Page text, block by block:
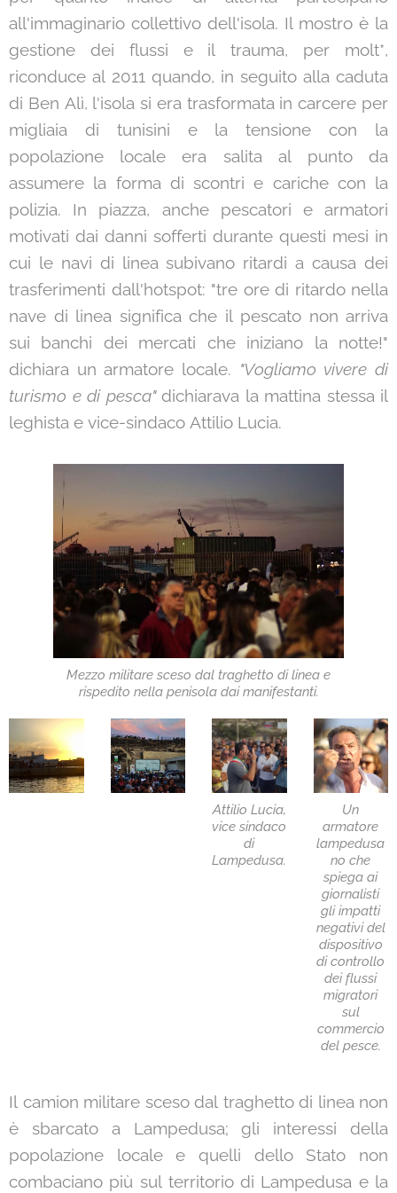
all'immaginario collettivo dell'isola. Il mostro è la
gestione dei flussi e il trauma, per molt*,
riconduce al 2011 quando, in seguito alla caduta
di Ben Alì, l'isola si era trasformata in carcere per
migliaia di tunisini e la tensione con la
popolazione locale era salita al punto da
assumere la forma di scontri e cariche con la
polizia. In piazza, anche pescatori e armatori
motivati dai danni sofferti durante questi mesi in
cui le navi di linea subivano ritardi a causa dei
trasferimenti dall'hotspot: "tre ore di ritardo nella
nave di linea significa che il pescato non arriva
sui banchi dei mercati che iniziano la notte!"
dichiara un armatore locale. "Vogliamo vivere di
turismo e di pesca"dichiarava la mattina stessa il
leghista e vice-sindaco Attilio Lucia.
Mezzo militare sceso dal traghetto di linea e
rispedito nella penisola dai manifestanti.
Attilio Lucia,
vice sindaco
di
Lampedusa.
Un
armatore
lampedusa
no che
spiega ai
giornalisti
gli impatti
negativi del
dispositivo
di controllo
dei flussi
migratori
sul
commercio
del pesce.
Il camion militare sceso dal traghetto di linea non
è sbarcato a Lampedusa; gli interessi della
popolazione locale e quelli dello Stato non
combaciano più sul territorio di Lampedusa e la